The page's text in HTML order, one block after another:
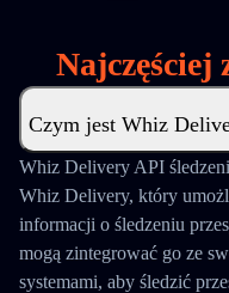
Najczęściej
Czym jest Whiz
Whiz Delivery API
Whiz Delivery, który
informacji o śledzeniu
mogą zintegrować go ze
systemami, aby śledzić